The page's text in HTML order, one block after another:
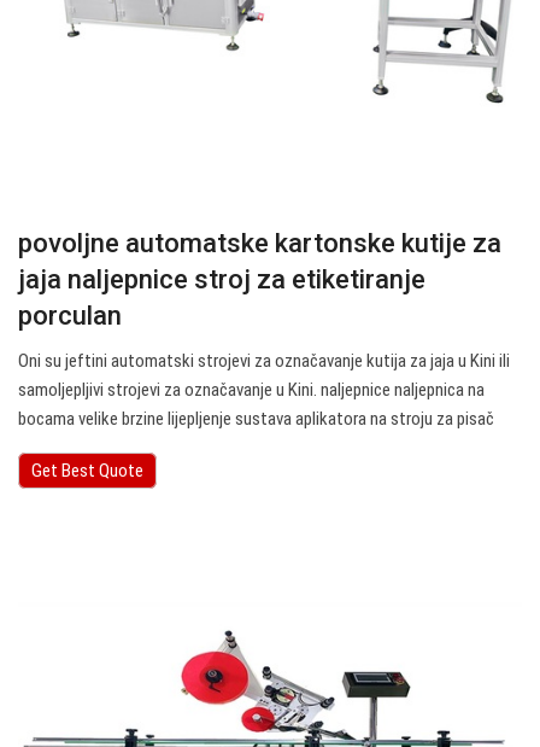
povoljne automatske kartonske kutije za
jaja naljepnice stroj za etiketiranje
porculan
Oni su jeftini automatski strojevi za označavanje kutija za jaja u Kini ili
samoljepljivi strojevi za označavanje u Kini. naljepnice naljepnica na
bocama velike brzine lijepljenje sustava aplikatora na stroju za pisač
Get Best Quote